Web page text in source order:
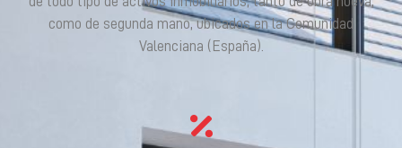
como de segunda mano, ubicados en la Comunidad
Valenciana (España).